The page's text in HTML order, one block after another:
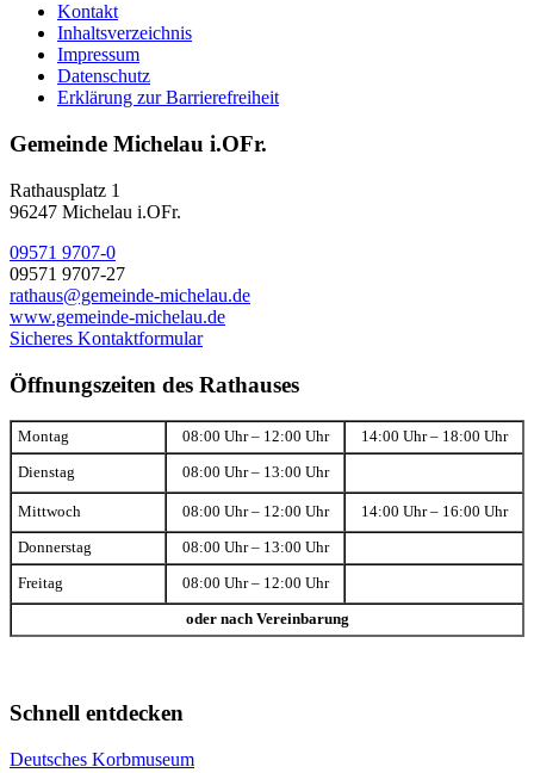
Kontakt
Inhaltsverzeichnis
Impressum
Datenschutz
Erklärung zur Barrierefreiheit
Gemeinde Michelau i.OFr.
Rathausplatz 1
96247 Michelau i.OFr.
09571 9707-0
09571 9707-27
rathaus@gemeinde-michelau.de
www.gemeinde-michelau.de
Sicheres Kontaktformular
Öffnungszeiten des Rathauses
Montag 08:00 Uhr – 12:00 Uhr 14:00 Uhr – 18:00 Uhr
Dienstag 08:00 Uhr – 13:00 Uhr
Mittwoch 08:00 Uhr – 12:00 Uhr 14:00 Uhr – 16:00 Uhr
Donnerstag 08:00 Uhr – 13:00 Uhr
Freitag 08:00 Uhr – 12:00 Uhr
oder nach Vereinbarung
Schnell entdecken
Deutsches Korbmuseum